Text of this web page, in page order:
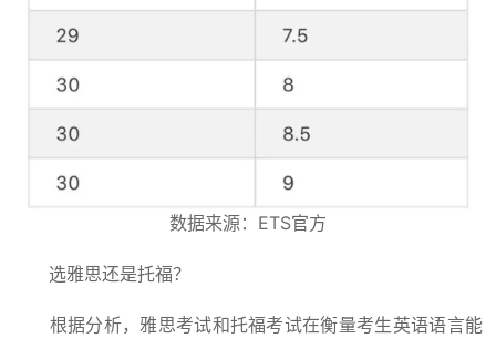
数据来源：ETS官方
选雅思还是托福？
根据分析，雅思考试和托福考试在衡量考生英语语言能